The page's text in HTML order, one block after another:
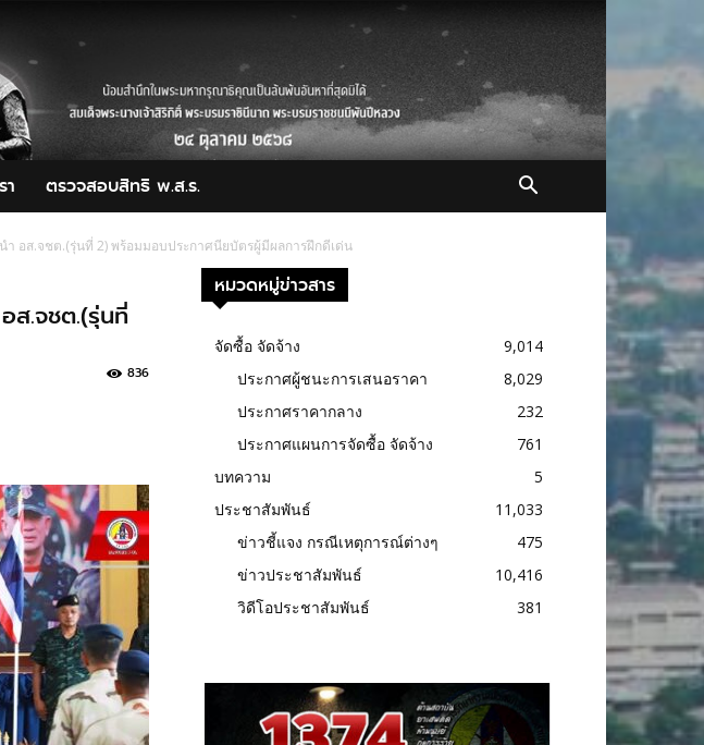
า ตรวจสอบสิทธิ พ.ส.ร.
อส.จชต.(รุ่นที่ 2) พร้อมมอบประกาศนียบัตรผู้มีผลการฝึกดีเด่น
ส.จชต.(รุ่นที่
836
หมวดหมู่ข่าวสาร
จัดซื้อ จัดจ้าง
9,014
ประกาศผู้ชนะการเสนอราคา
8,029
ประกาศราคากลาง
232
ประกาศแผนการจัดซื้อ จัดจ้าง
761
บทความ
5
ประชาสัมพันธ์
11,033
ข่าวชี้แจง กรณีเหตุการณ์ต่างๆ
475
ข่าวประชาสัมพันธ์
10,416
วิดีโอประชาสัมพันธ์
381